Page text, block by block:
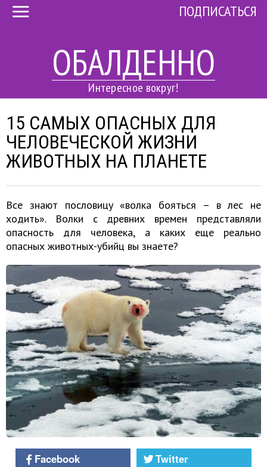
ОБАЛДЕННО
Интересное вокруг!
ПОДПИСАТЬСЯ
15 САМЫХ ОПАСНЫХ ДЛЯ
ЧЕЛОВЕЧЕСКОЙ ЖИЗНИ
ЖИВОТНЫХ НА ПЛАНЕТЕ
Все знают пословицу «волка бояться – в лес не
ходить». Волки с древних времен представляли
опасность для человека, а каких еще реально
опасных животных-убийц вы знаете?
Facebook
Twitter